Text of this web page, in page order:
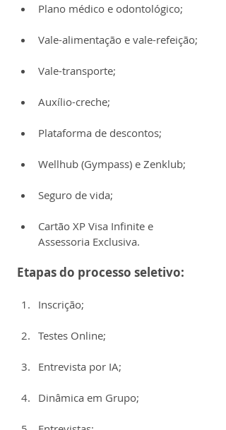
Plano médico e odontológico;
Vale-alimentação e vale-refeição;
Vale-transporte;
Auxílio-creche;
Plataforma de descontos;
Wellhub (Gympass) e Zenklub;
Seguro de vida;
Cartão XP Visa Infinite e
Assessoria Exclusiva.
Etapas do processo seletivo:
Inscrição;
Testes Online;
Entrevista por IA;
Dinâmica em Grupo;